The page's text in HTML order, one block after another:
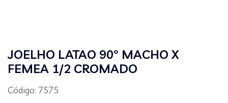
JOELHO LATAO 90° MACHO X
FEMEA 1/2 CROMADO
Código: 7575